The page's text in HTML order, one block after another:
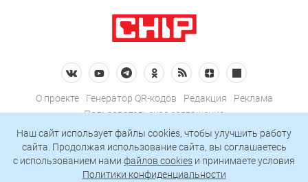
О проекте Генератор QR-кодов Редакция
Реклама
Пользовательское соглашение
Политика конфиденциальности
Подписаться на рассылку
Наш сайт использует файлы cookies, чтобы улучшить работу
сайта. Продолжая использование сайта, вы соглашаетесь
c использованием нами файлов cookies и принимаете условия
Политики конфиденциальности